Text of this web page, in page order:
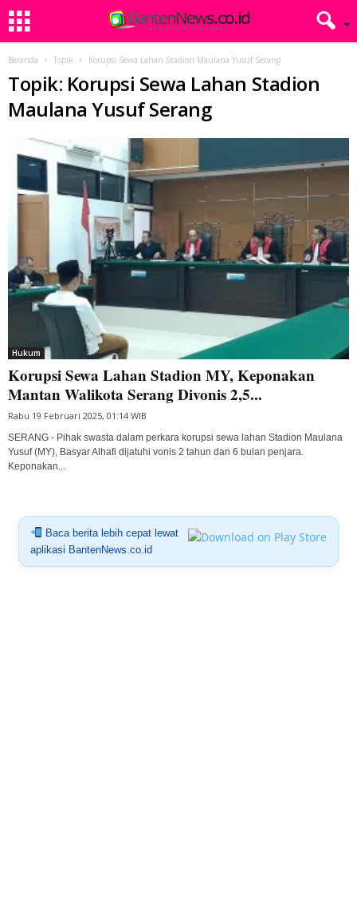
Beranda Topik Korupsi Sewa Lahan Stadion Maulana Yusuf Serang
Topik: Korupsi Sewa Lahan Stadion
Maulana Yusuf Serang
Hukum
Korupsi Sewa Lahan Stadion MY, Keponakan
Mantan Walikota Serang Divonis 2,5...
Rabu 19 Februari 2025, 01:14 WIB
SERANG - Pihak swasta dalam perkara korupsi sewa lahan Stadion Maulana
Yusuf (MY), Basyar Alhafi dijatuhi vonis 2 tahun dan 6 bulan penjara.
Keponakan...
Baca berita lebih cepat lewat
aplikasi BantenNews.co.id